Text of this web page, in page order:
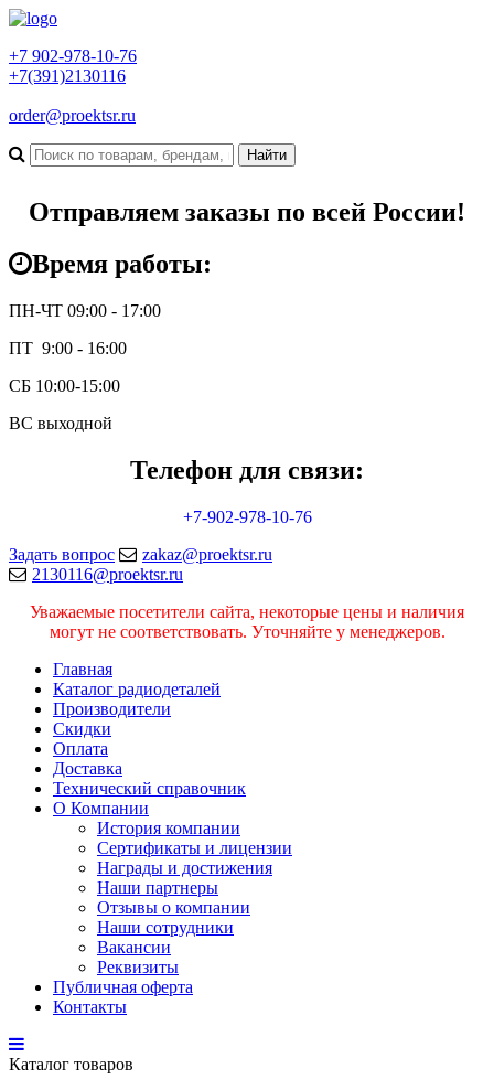
+7 902-978-10-76
+7(391)2130116
order@proektsr.ru
Отправляем заказы по всей России!
Время работы:
ПН-ЧТ 09:00 - 17:00
ПТ 9:00 - 16:00
СБ 10:00-15:00
ВС выходной
Телефон для связи:
+7-902-978-10-76
Задать вопрос
zakaz@proektsr.ru
2130116@proektsr.ru
Уважаемые посетители сайта, некоторые цены и наличия
могут не соответствовать. Уточняйте у менеджеров.
Главная
Каталог радиодеталей
Производители
Скидки
Оплата
Доставка
Технический справочник
О Компании
История компании
Сертификаты и лицензии
Награды и достижения
Наши партнеры
Отзывы о компании
Наши сотрудники
Вакансии
Реквизиты
Публичная оферта
Контакты
Каталог товаров